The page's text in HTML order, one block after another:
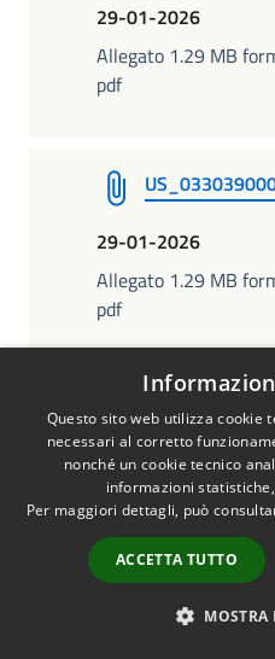
29-01-2026
Allegato 1.29 MB
pdf
29-01-2026
Allegato 1.29 MB
pdf
29-01-2026
Allegato 1.29 MB
pdf
Questo sito web utilizza cookie
necessari al corretto
nonché un cookie tecnico
informazioni
Per maggiori dettagli, può
ACCETTA TUTTO
MOSTRA